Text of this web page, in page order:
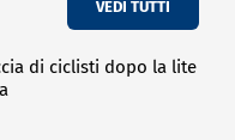
VEDI TUTTI
di ciclisti dopo la lite